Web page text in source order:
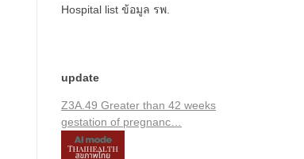
Hospital list ข้อมูล รพ.
update
Z3A.49 Greater than 42 weeks
gestation of pregnanc…